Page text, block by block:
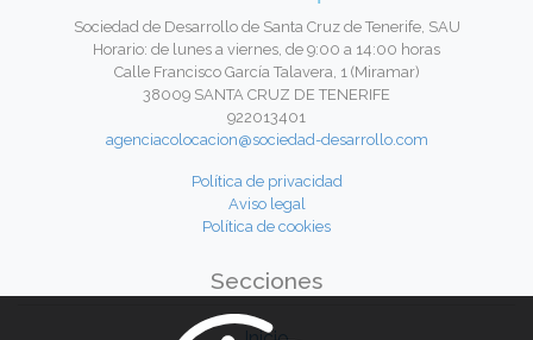
Sociedad de Desarrollo de Santa Cruz de Tenerife, SAU
Horario: de lunes a viernes, de 9:00 a 14:00 horas
Calle Francisco García Talavera, 1 (Miramar)
38009 SANTA CRUZ DE TENERIFE
922013401
agenciacolocacion@sociedad-desarrollo.com
Política de privacidad
Aviso legal
Política de cookies
Secciones